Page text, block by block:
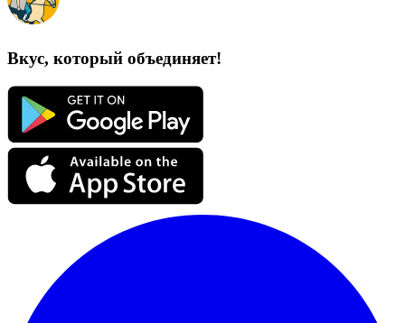
Вкус, который объединяет!